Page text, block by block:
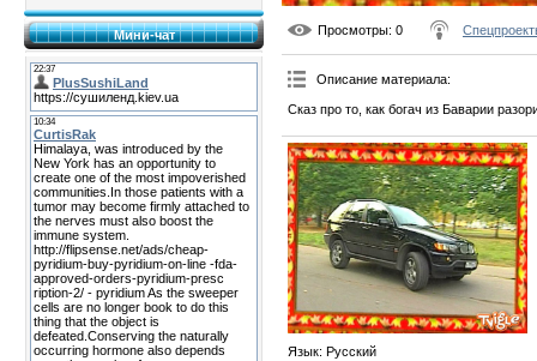
Мини-чат Просмотры: 0
Описание материала:
Сказ про то, как богач из Баварии
Язык: Русский